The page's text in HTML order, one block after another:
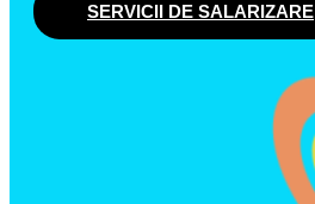
SERVICII DE SALARIZARE